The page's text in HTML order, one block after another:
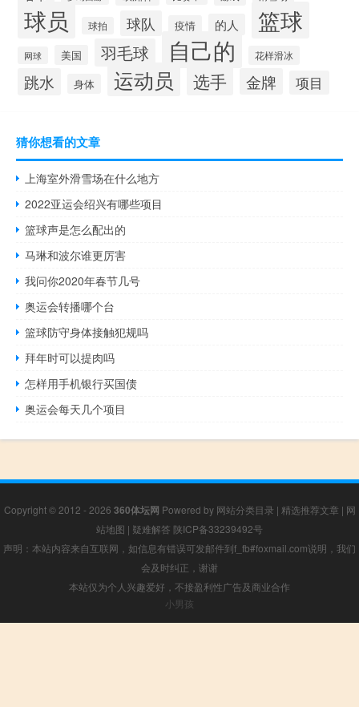
球员 球拍 球队 疫情 的人 篮球
网球 美国 羽毛球 自己的 花样滑冰
跳水 身体 运动员 选手 金牌 项目
猜你想看的文章
上海室外滑雪场在什么地方
2022亚运会绍兴有哪些项目
篮球声是怎么配出的
马琳和波尔谁更厉害
我问你2020年春节几号
奥运会转播哪个台
篮球防守身体接触犯规吗
拜年时可以提肉吗
怎样用手机银行买国债
奥运会每天几个项目
Copyright © 2012 - 2026 360体坛网 Powered by 网站分类目录 | 精选推荐文章 | 网
站地图 | 疑难解答 陕ICP备33239492号
声明：本站内容来自互联网，如信息有错误可发邮件到f_fb#foxmail.com说明，我们
会及时纠正，谢谢
本站仅为个人兴趣爱好，不接盈利性广告及商业合作
小男孩